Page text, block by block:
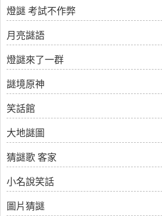
燈謎 考試不作弊
月亮謎語
燈謎來了一群
謎境原神
笑話館
大地謎圖
猜謎歌 客家
小名說笑話
圖片猜謎